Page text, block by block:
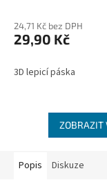
24,71 Kč bez DPH
29,90 Kč
3D lepicí páska
ZOBRAZIT
Popis Diskuze